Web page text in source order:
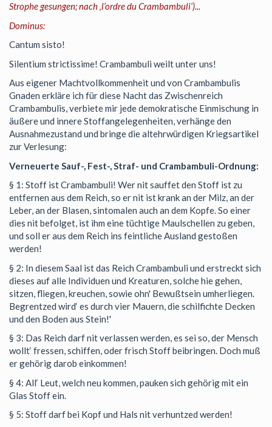
Strophe gesungen; nach ‚l’ordre du Crambambuli‘)...
Dominus:
Cantum sisto!
Silentium strictissime! Crambambuli weilt unter uns!
Aus eigener Machtvollkommenheit und von Crambambulis
Gnaden erkläre ich für diese Nacht das Zwischenreich
Crambambulis, verbiete mir jede demokratische Einmischung in
äußere und innere Stoffangelegenheiten, verhänge den
Ausnahmezustand und bringe die altehrwürdigen Kriegsartikel
zur Verlesung:
Verneuerte Sauf-, Fest-, Straf- und Crambambuli-Ordnung:
§ 1: Stoff ist Crambambuli! Wer nit sauffet den Stoff ist zu
entfernen aus dem Reich, so er nit ist krank an der Milz, an der
Leber, an der Blasen, sintomalen auch an dem Kopfe. So einer
dies nit befolget, ist ihm eine tüchtige Maulschellen zu geben,
und soll er aus dem Reich ins feintliche Ausland gestoßen
werden!
§ 2: In diesem Saal ist das Reich Crambambuli und erstreckt sich
dieses auf alle Individuen und Kreaturen, solche hie gehen,
sitzen, fliegen, kreuchen, sowie ohn' Bewußtsein umherliegen.
Begrentzed wird‘ es durch vier Mauern, die schilfichte Decken
und den Boden aus Stein!'
§ 3: Das Reich darf nit verlassen werden, es sei so, der Mensch
wollt‘ fressen, schiffen, oder frisch Stoff beibringen. Doch muß
er gehörig darob einkommen!
§ 4: All‘ Leut, welch neu kommen, pauken sich gehörig mit ein
Glas Stoff ein.
§ 5: Stoff darf bei Kopf und Hals nit verhuntzed werden!